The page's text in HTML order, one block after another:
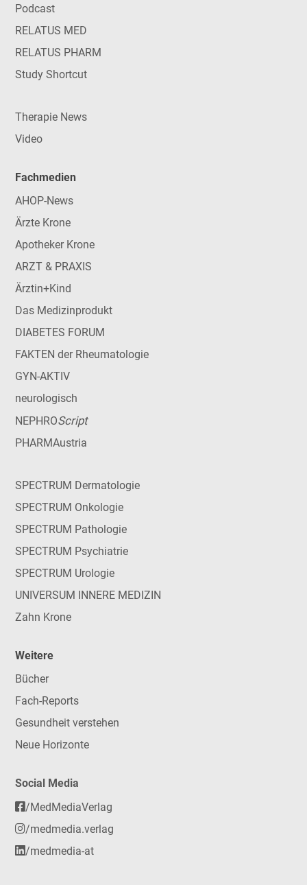
Podcast
RELATUS MED
RELATUS PHARM
Study Shortcut
Therapie News
Video
Fachmedien
AHOP-News
Ärzte Krone
Apotheker Krone
ARZT & PRAXIS
Ärztin+Kind
Das Medizinprodukt
DIABETES FORUM
FAKTEN der Rheumatologie
GYN-AKTIV
neurologisch
NEPHROScript
PHARMAustria
SPECTRUM Dermatologie
SPECTRUM Onkologie
SPECTRUM Pathologie
SPECTRUM Psychiatrie
SPECTRUM Urologie
UNIVERSUM INNERE MEDIZIN
Zahn Krone
Weitere
Bücher
Fach-Reports
Gesundheit verstehen
Neue Horizonte
Social Media
/MedMediaVerlag
/medmedia.verlag
/medmedia-at